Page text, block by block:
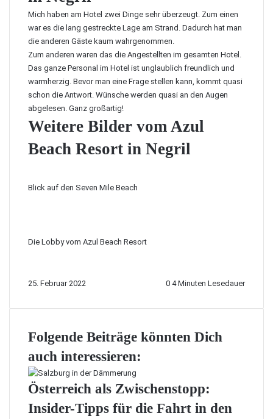
Mich haben am Hotel zwei Dinge sehr überzeugt. Zum einen
war es die lang gestreckte Lage am Strand. Dadurch hat man
die anderen Gäste kaum wahrgenommen.
Zum anderen waren das die Angestellten im gesamten Hotel.
Das ganze Personal im Hotel ist unglaublich freundlich und
warmherzig. Bevor man eine Frage stellen kann, kommt quasi
schon die Antwort. Wünsche werden quasi an den Augen
abgelesen. Ganz großartig!
Weitere Bilder vom Azul
Beach Resort in Negril
Blick auf den Seven Mile Beach
Die Lobby vom Azul Beach Resort
25. Februar 2022 0 4 Minuten Lesedauer
Folgende Beiträge könnten Dich
auch interessieren:
Österreich als Zwischenstopp:
Insider-Tipps für die Fahrt in den